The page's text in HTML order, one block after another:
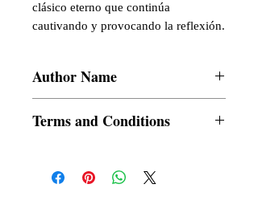
clásico eterno que continúa
cautivando y provocando la reflexión.
Author Name
Terms and Conditions
refundable